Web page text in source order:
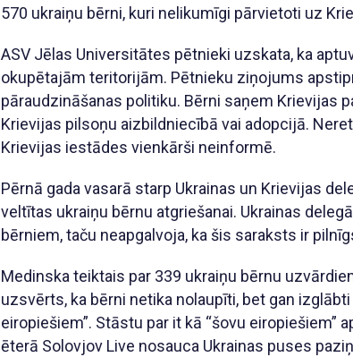
570 ukraiņu bērni, kuri nelikumīgi pārvietoti uz
ASV Jēlas Universitātes pētnieki uzskata, ka
okupētajām teritorijām. Pētnieku ziņojums
pāraudzināšanas politiku. Bērni saņem Krievijas
Krievijas pilsoņu aizbildniecībā vai adopcijā.
Krievijas iestādes vienkārši neinformē.
Pērnā gada vasarā starp Ukrainas un Krievijas
veltītas ukraiņu bērnu atgriešanai. Ukrainas
bērniem, taču neapgalvoja, ka šis saraksts ir
Medinska teiktais par 339 ukraiņu bērnu
uzsvērts, ka bērni netika nolaupīti, bet gan
eiropiešiem”. Stāstu par it kā “šovu eiropiešiem”
ēterā Solovjov Live nosauca Ukrainas puses